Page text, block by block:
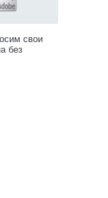
свои
без